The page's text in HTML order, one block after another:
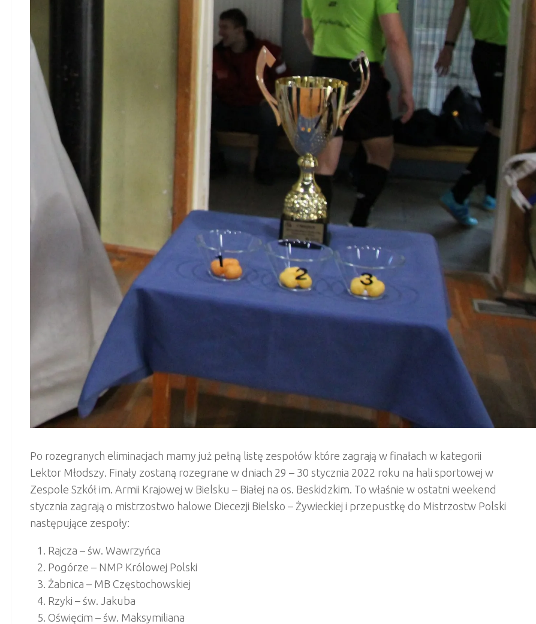
Po rozegranych eliminacjach mamy już pełną listę zespołów które zagrają w finałach w kategorii
Lektor Młodszy. Finały zostaną rozegrane w dniach 29 – 30 stycznia 2022 roku na hali sportowej w
Zespole Szkół im. Armii Krajowej w Bielsku – Białej na os. Beskidzkim. To właśnie w ostatni weekend
stycznia zagrają o mistrzostwo halowe Diecezji Bielsko – Żywieckiej i przepustkę do Mistrzostw Polski
następujące zespoły:
Rajcza – św. Wawrzyńca
Pogórze – NMP Królowej Polski
Żabnica – MB Częstochowskiej
Rzyki – św. Jakuba
Oświęcim – św. Maksymiliana